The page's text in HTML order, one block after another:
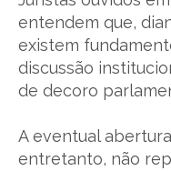
entendem que,
existem
discussão
de decoro
A eventual
entretanto, não